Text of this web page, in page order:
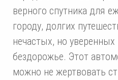
верного спутника для
городу, долгих
нечастых, но
бездорожье. Этот
можно не жертвовать